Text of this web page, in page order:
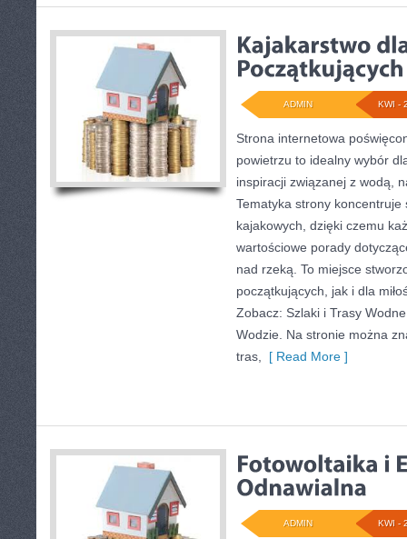
KWI -
ADMIN
Strona internetowa
powietrzu to idealny wybór
inspiracji związanej z wodą,
Tematyka strony koncentruje
kajakowych, dzięki czemu
wartościowe porady
nad rzeką. To miejsce
początkujących, jak i dla
Zobacz: Szlaki i Trasy
Wodzie. Na stronie można
tras,
[ Read More ]
KWI -
ADMIN